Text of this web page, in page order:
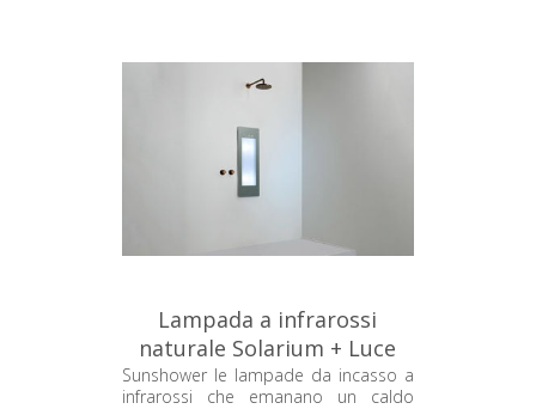
Lampada a infrarossi
naturale Solarium + Luce
UV Grigia Sunshower Plus S
Sunshower le lampade da incasso a
infrarossi che emanano un caldo